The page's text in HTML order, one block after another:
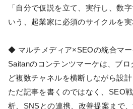
「自分で仮説を立て、実行し、数
いう、起業家に必須のサイクルを実
◆ マルチメディア×SEOの統合マ
Saitanのコンテンツマーケは、ブロ
ど複数チャネルを横断しながら設計
ただ記事を書くのではなく、SEO
析、SNSとの連携、改善提案まで